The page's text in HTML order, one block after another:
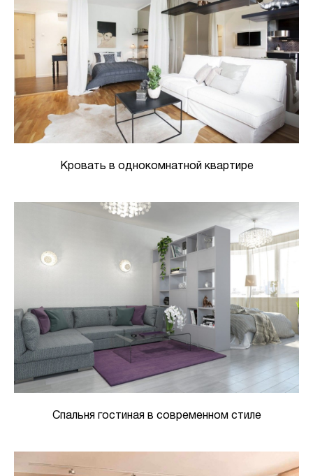
Кровать в однокомнатной квартире
Спальня гостиная в современном стиле